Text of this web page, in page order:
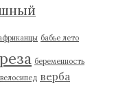
бабье лето
беременность
велосипед верба